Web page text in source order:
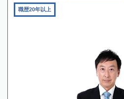
職歴20年以上